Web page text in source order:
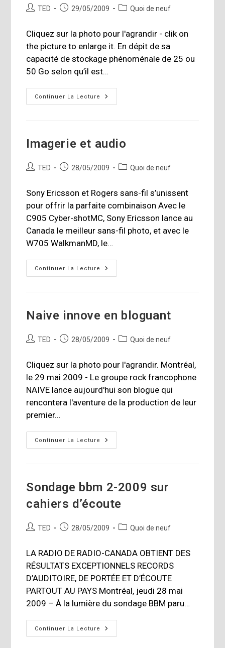
Auteur/autrice
publication :
TED
Publication
29/05/2009
PostQuoi de neuf
Cliquez sur la photo pour l'agrandir - clik on
the picture to enlarge it. En dépit de sa
capacité de stockage phénoménale de 25 ou
50 Go selon qu’il est…
Continuer La Lecture
L’équivalent
De
Seul
Disque
Imagerie et audio
Auteur/autrice
publication :
TED
Publication
28/05/2009
PostQuoi de neuf
Sony Ericsson et Rogers sans-fil s’unissent
pour offrir la parfaite combinaison Avec le
C905 Cyber-shotMC, Sony Ericsson lance au
Canada le meilleur sans-fil photo, et avec le
W705 WalkmanMD, le…
Continuer La Lecture
Imagerie
Et
Naive innove en bloguant
Auteur/autrice
publication :
TED
Publication
28/05/2009
PostQuoi de neuf
Cliquez sur la photo pour l'agrandir. Montréal,
le 29 mai 2009 - Le groupe rock francophone
NAIVE lance aujourd'hui son blogue qui
rencontera l'aventure de la production de leur
premier…
Continuer La Lecture
Naive
Innove
Sondage bbm 2-2009 sur
cahiers d’écoute
Auteur/autrice
publication :
TED
Publication
28/05/2009
PostQuoi de neuf
LA RADIO DE RADIO-CANADA OBTIENT DES
RÉSULTATS EXCEPTIONNELS RECORDS
D’AUDITOIRE, DE PORTÉE ET D’ÉCOUTE
PARTOUT AU PAYS Montréal, jeudi 28 mai
2009 – À la lumière du sondage BBM paru…
Continuer La Lecture
Sondage
Bbm